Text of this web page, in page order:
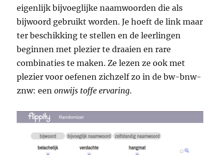
eigenlijk bijvoeglijke naamwoorden die als
bijwoord gebruikt worden. Je hoeft de link maar
ter beschikking te stellen en de leerlingen
beginnen met plezier te draaien en rare
combinaties te maken. Ze lezen ze ook met
plezier voor oefenen zichzelf zo in de bw-bnw-
znw: eenonwijs toffe ervaring.